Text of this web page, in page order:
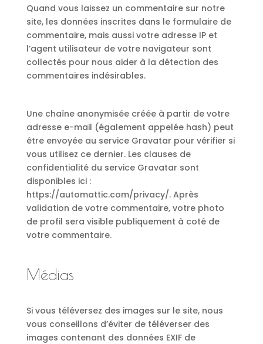
Quand vous laissez un commentaire sur notre
site, les données inscrites dans le formulaire de
commentaire, mais aussi votre adresse IP et
l’agent utilisateur de votre navigateur sont
collectés pour nous aider à la détection des
commentaires indésirables.
Une chaîne anonymisée créée à partir de votre
adresse e-mail (également appelée hash) peut
être envoyée au service Gravatar pour vérifier si
vous utilisez ce dernier. Les clauses de
confidentialité du service Gravatar sont
disponibles ici :
https://automattic.com/privacy/. Après
validation de votre commentaire, votre photo
de profil sera visible publiquement à coté de
votre commentaire.
Médias
Si vous téléversez des images sur le site, nous
vous conseillons d’éviter de téléverser des
images contenant des données EXIF de